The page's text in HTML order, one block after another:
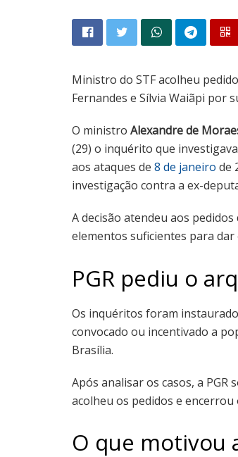
Ministro do STF acolheu
Fernandes e Sílvia Waiãpi por
O ministro Alexandre de
(29) o inquérito que
aos ataques de 8 de janeiro de
investigação contra a ex-
A decisão atendeu aos
elementos suficientes para
PGR pediu o
Os inquéritos foram
convocado ou incentivado a
Brasília.
Após analisar os casos, a
acolheu os pedidos e
O que motivou